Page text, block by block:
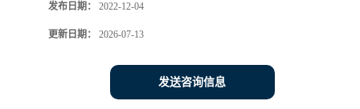
发布日期： 2022-12-04
更新日期： 2026-07-13
发送咨询信息